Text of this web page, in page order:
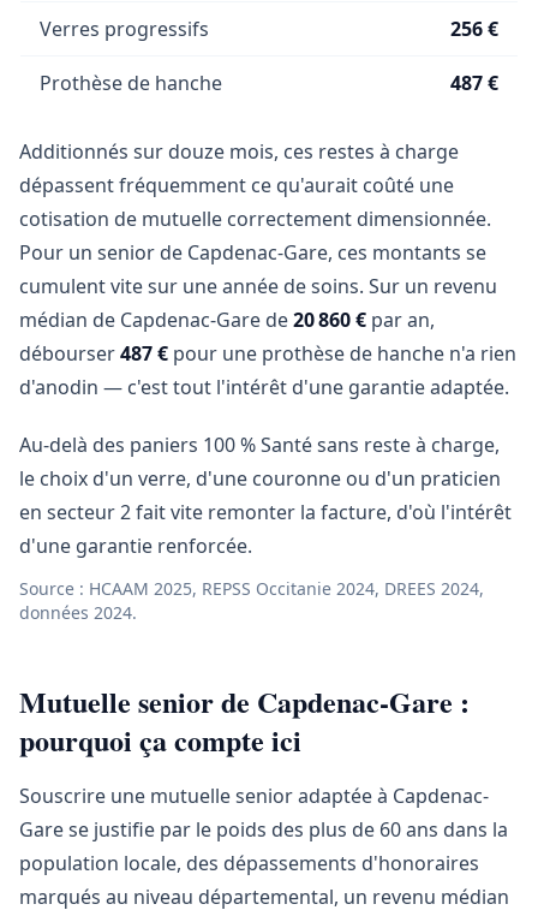
Verres progressifs 256 €
Prothèse de hanche 487 €
Additionnés sur douze mois, ces restes à charge
dépassent fréquemment ce qu'aurait coûté une
cotisation de mutuelle correctement dimensionnée.
Pour un senior de Capdenac-Gare, ces montants se
cumulent vite sur une année de soins. Sur un revenu
médian de Capdenac-Gare de20 860 € par an,
débourser487 € pour une prothèse de hanche n'a rien
d'anodin — c'est tout l'intérêt d'une garantie adaptée.
Au-delà des paniers 100 % Santé sans reste à charge,
le choix d'un verre, d'une couronne ou d'un praticien
en secteur 2 fait vite remonter la facture, d'où l'intérêt
d'une garantie renforcée.
Source : HCAAM 2025, REPSS Occitanie 2024, DREES 2024,
données 2024.
Mutuelle senior de Capdenac-Gare :
pourquoi ça compte ici
Souscrire une mutuelle senior adaptée à Capdenac-
Gare se justifie par le poids des plus de 60 ans dans la
population locale, des dépassements d'honoraires
marqués au niveau départemental, un revenu médian